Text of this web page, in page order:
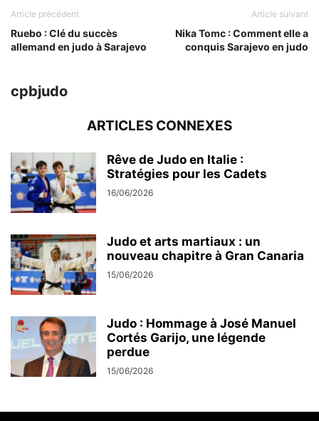
Article précédent
Ruebo : Clé du succès
allemand en judo à Sarajevo
Article suivant
Nika Tomc : Comment elle a
conquis Sarajevo en judo
cpbjudo
ARTICLES CONNEXES
Rêve de Judo en Italie :
Stratégies pour les Cadets
16/06/2026
Judo et arts martiaux : un
nouveau chapitre à Gran Canaria
15/06/2026
Judo : Hommage à José Manuel
Cortés Garijo, une légende
perdue
15/06/2026